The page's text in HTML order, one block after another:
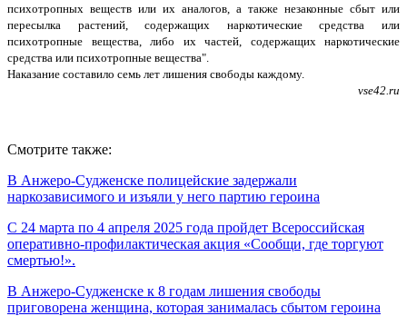
психотропных веществ или их аналогов, а также незаконные сбыт или
пересылка растений, содержащих наркотические средства или
психотропные вещества, либо их частей, содержащих наркотические
средства или психотропные вещества".
Наказание составило семь лет лишения свободы каждому.
vse42.ru
Смотрите также:
В Анжеро-Судженске полицейские задержали
наркозависимого и изъяли у него партию героина
С 24 марта по 4 апреля 2025 года пройдет Всероссийская
оперативно-профилактическая акция «Сообщи, где торгуют
смертью!».
В Анжеро-Судженске к 8 годам лишения свободы
приговорена женщина, которая занималась сбытом героина